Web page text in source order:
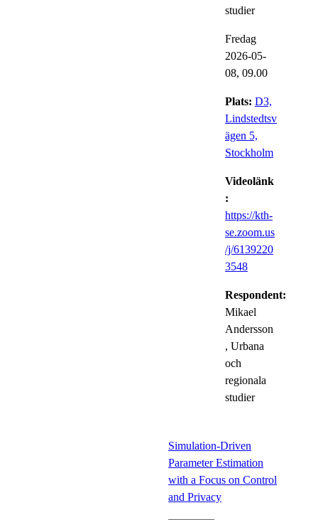
studier
Fredag
2026-05-
08, 09.00
Plats: D3,
Lindstedtsv
ägen 5,
Stockholm
Videolänk
:
https://kth-
se.zoom.us
/j/6139220
3548
Respondent:
Mikael
Andersson
, Urbana
och
regionala
studier
Simulation-Driven
Parameter Estimation
with a Focus on Control
and Privacy